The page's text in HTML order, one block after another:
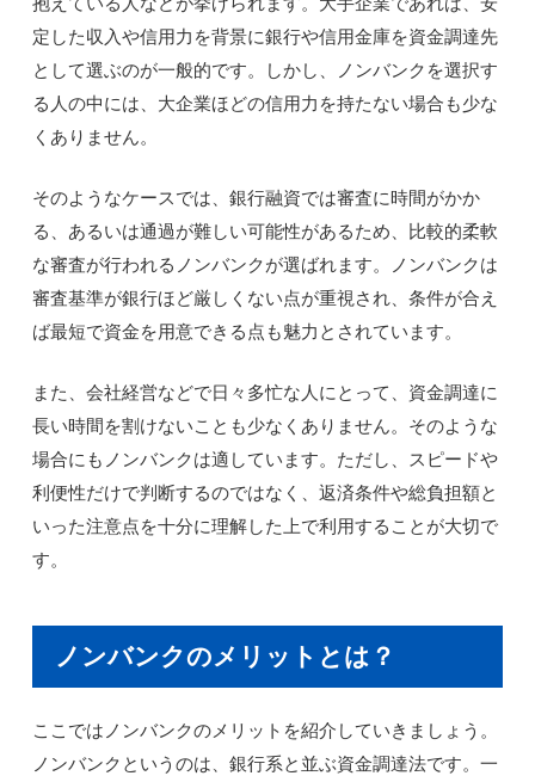
定した収入や信用力を背景に銀行や信用金庫を資金調達先
として選ぶのが一般的です。しかし、ノンバンクを選択す
る人の中には、大企業ほどの信用力を持たない場合も少な
くありません。
そのようなケースでは、銀行融資では審査に時間がかか
る、あるいは通過が難しい可能性があるため、比較的柔軟
な審査が行われるノンバンクが選ばれます。ノンバンクは
審査基準が銀行ほど厳しくない点が重視され、条件が合え
ば最短で資金を用意できる点も魅力とされています。
また、会社経営などで日々多忙な人にとって、資金調達に
長い時間を割けないことも少なくありません。そのような
場合にもノンバンクは適しています。ただし、スピードや
利便性だけで判断するのではなく、返済条件や総負担額と
いった注意点を十分に理解した上で利用することが大切で
す。
ノンバンクのメリットとは？
ここではノンバンクのメリットを紹介していきましょう。
ノンバンクというのは、銀行系と並ぶ資金調達法です。一